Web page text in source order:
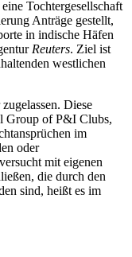
Tochtergesellschaft
Anträge gestellt,
in indische Häfen
Reuters. Ziel ist
westlichen
Diese
Group of P&I Clubs,
im
oder
mit eigenen
die durch den
sind, heißt es im